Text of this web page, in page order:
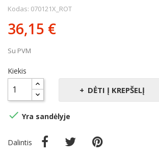
Kodas: 070121X_ROT
36,15 €
Su PVM
Kiekis
DĖTI Į KREPŠELĮ
 Yra sandėlyje
Dalintis